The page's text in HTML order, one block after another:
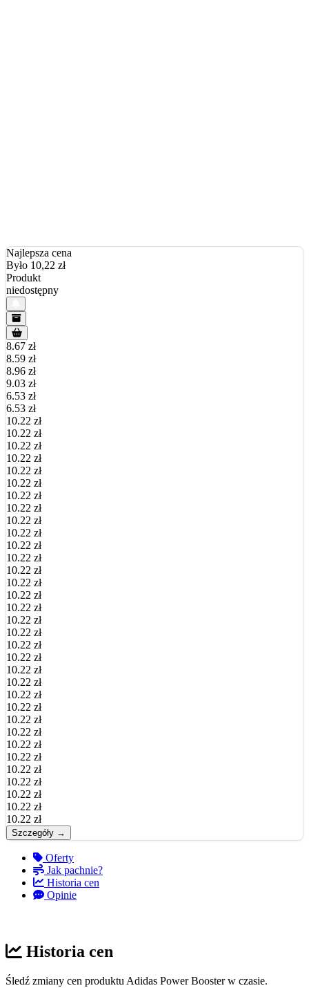
Najlepsza cena
Było 10,22 zł
Produkt
niedostępny
8.67 zł
8.59 zł
8.96 zł
9.03 zł
6.53 zł
6.53 zł
10.22 zł
10.22 zł
10.22 zł
10.22 zł
10.22 zł
10.22 zł
10.22 zł
10.22 zł
10.22 zł
10.22 zł
10.22 zł
10.22 zł
10.22 zł
10.22 zł
10.22 zł
10.22 zł
10.22 zł
10.22 zł
10.22 zł
10.22 zł
10.22 zł
10.22 zł
10.22 zł
10.22 zł
10.22 zł
10.22 zł
10.22 zł
10.22 zł
10.22 zł
10.22 zł
10.22 zł
10.22 zł
10.22 zł
Szczegóły →
Oferty
Jak pachnie?
Historia cen
Opinie
Historia cen
Śledź zmiany cen produktu Adidas Power Booster w czasie.